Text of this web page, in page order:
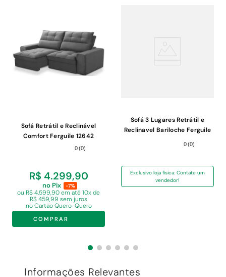
Sofá Retrátil e Reclinável
Comfort Ferguile 12642
Grafite 230cm
0(0)
R$ 4.299,90
no Pix -7%
ou R$ 4.599,90 em até 10x de
R$ 459,99 sem juros
no Cartão Quero-Quero
COMPRAR
Sofá 3 Lugares Retrátil e
Reclinavel Bariloche Ferguile
Tabaco 2300(0)
Exclusivo loja física: Contate um
vendedor!
Informações Relevantes